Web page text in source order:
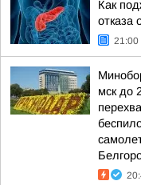
Как
отказа
21:00
мск до